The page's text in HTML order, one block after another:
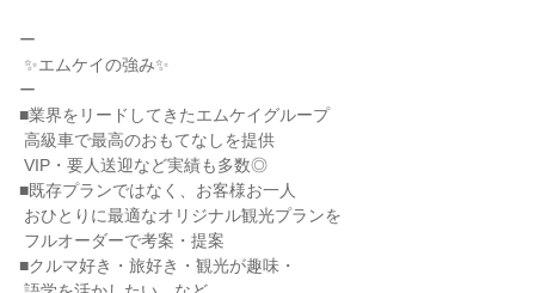
ー
ー
■業界をリードしてきたエムケイグループ
■既存プランではなく、お客様お一人
■クルマ好き・旅好き・観光が趣味・